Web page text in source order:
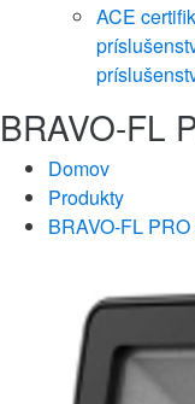
ACE
BRAVO-FL
Domov
Produkty
BRAVO-FL